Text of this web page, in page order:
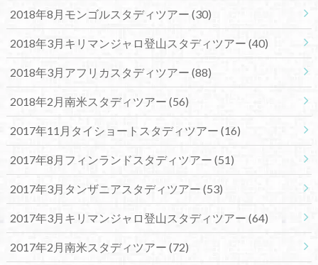
2018年8月モンゴルスタディツアー (30)
2018年3月キリマンジャロ登山スタディツアー (40)
2018年3月アフリカスタディツアー (88)
2018年2月南米スタディツアー (56)
2017年11月タイショートスタディツアー (16)
2017年8月フィンランドスタディツアー (51)
2017年3月タンザニアスタディツアー (53)
2017年3月キリマンジャロ登山スタディツアー (64)
2017年2月南米スタディツアー (72)